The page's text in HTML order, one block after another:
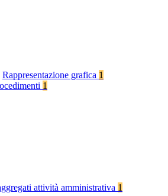
Rappresentazione grafica 1
1
attività amministrativa 1